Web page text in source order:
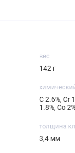
вес
142 г
С 2.6%, Cr
1.8%, Со
толщина
3,4 мм